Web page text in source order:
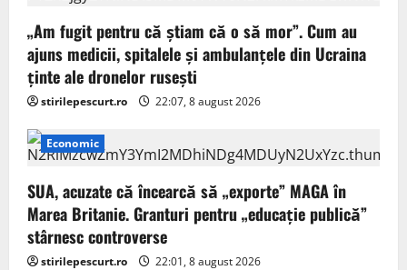
„Am fugit pentru că știam că o să mor”. Cum au
ajuns medicii, spitalele și ambulanțele din Ucraina
ținte ale dronelor rusești
stirilepescurt.ro 22:07, 8 august 2026
Economic
SUA, acuzate că încearcă să „exporte” MAGA în
Marea Britanie. Granturi pentru „educație publică”
stârnesc controverse
stirilepescurt.ro 22:01, 8 august 2026